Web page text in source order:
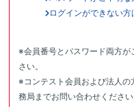
ログインができない方
※会員番号とパスワード両方
さい。
※コンテスト会員および法人
務局までお問い合わせください